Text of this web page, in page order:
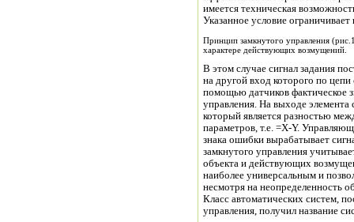
имеется техническая
Указанное условие
Принцип замкнутого управления
характере действующих возмущений.
В этом случае сигнал задания
на другой вход которого по
помощью датчиков фактическое
управления. На выходе элемента сравнения
который является разностью
параметров, т.е. =Х-Y.
знака ошибки вырабатывает
замкнутого управления
объекта и действующих
наиболее универсальным и
несмотря на неопределенность
Класс автоматических систем,
управления, получил название